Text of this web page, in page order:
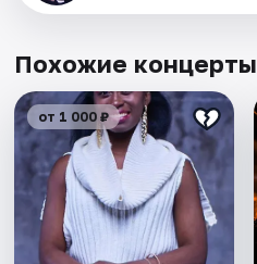
Похожие концерты
от 1 000 ₽